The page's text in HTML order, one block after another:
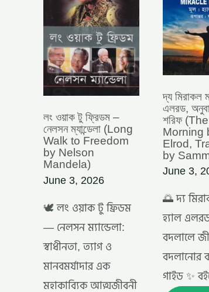
লং ওয়াক টু ফ্রিডম –
নেলসন ম্যান্ডেলা (Long
Walk to Freedom
by Nelson
Mandela)
June 3, 2026
🕊️ লং ওয়াক টু ফ্রিডম
— নেলসন ম্যান্ডেলা:
স্বাধীনতা, ত্যাগ ও
মানবমর্যাদার এক
মহাকাব্যিক আত্মজীবনী
ম্যান্ডেলা
(LONG
WALK
TO
FREEDOM
BY
NELSON
MANDELA)
দ্য মিরাকল
এলরড,
শরিফ
Morning
Elrod,
by
June 3,
🌅 দ্য
হ্যাল
বদলালে
বদলানোর
গাইড ✨
–
সাম্য
শরিফ
BY
HAL
BY